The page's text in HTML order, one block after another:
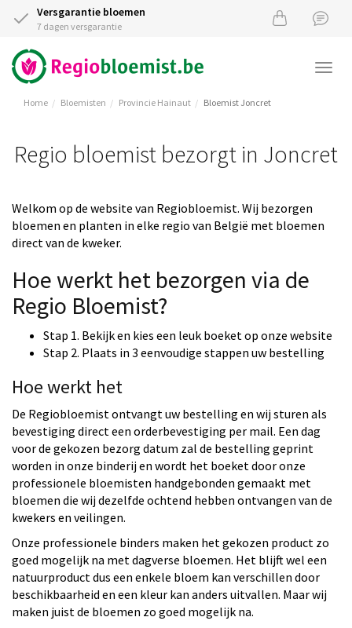
Versgarantie bloemen
7 dagen versgarantie
Home Bloemisten Provincie Hainaut Bloemist Joncret
Regio bloemist bezorgt in Joncret
Welkom op de website van Regiobloemist. Wij bezorgen
bloemen en planten in elke regio van België met bloemen
direct van de kweker.
Hoe werkt het bezorgen via de
Regio Bloemist?
Stap 1. Bekijk en kies een leuk boeket op onze website
Stap 2. Plaats in 3 eenvoudige stappen uw bestelling
Hoe werkt het
De Regiobloemist ontvangt uw bestelling en wij sturen als
bevestiging direct een orderbevestiging per mail. Een dag
voor de gekozen bezorg datum zal de bestelling geprint
worden in onze binderij en wordt het boeket door onze
professionele bloemisten handgebonden gemaakt met
bloemen die wij dezelfde ochtend hebben ontvangen van de
kwekers en veilingen.
Onze professionele binders maken het gekozen product zo
goed mogelijk na met dagverse bloemen. Het blijft wel een
natuurproduct dus een enkele bloem kan verschillen door
beschikbaarheid en een kleur kan anders uitvallen. Maar wij
maken juist de bloemen zo goed mogelijk na.